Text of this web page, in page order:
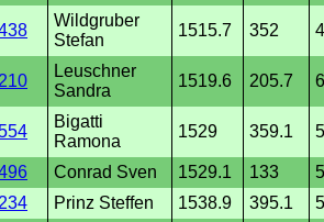
Wildgruber
Stefan
1515.7 352
210
Leuschner
Sandra
1519.6 205.7
Bigatti
Ramona
1529 359.1
Conrad Sven 1529.1 133
234 Prinz Steffen 1538.9 395.1